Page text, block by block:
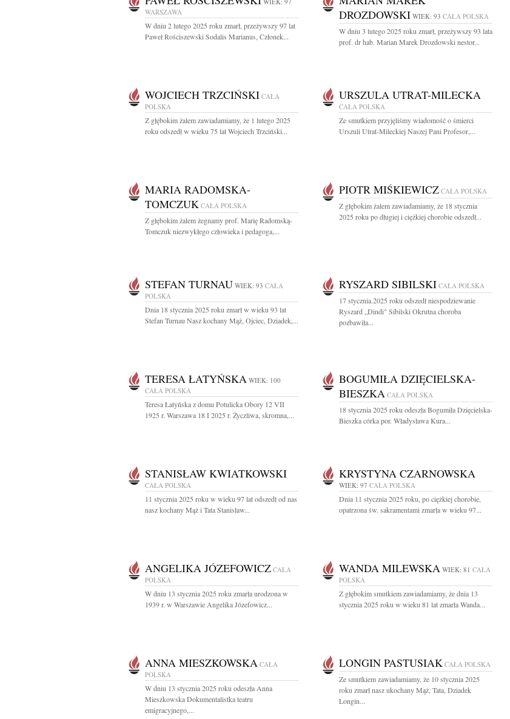
WARSZAWA
W dniu 2 lutego 2025 roku zmarł, przeżywszy 97 lat
Paweł Rościszewski Sodalis Marianus, Członek...
DROZDOWSKI WIEK: 93 CAŁA POLSKA
W dniu 3 lutego 2025 roku zmarł, przeżywszy 93 lata
prof. dr hab. Marian Marek Drozdowski nestor...
WOJCIECH TRZCIŃSKI CAŁA
POLSKA
Z głębokim żalem zawiadamiamy, że 1 lutego 2025
roku odszedł w wieku 75 lat Wojciech Trzciński...
URSZULA UTRAT-MILECKA
CAŁA POLSKA
Ze smutkiem przyjęliśmy wiadomość o śmierci
Urszuli Utrat-Mileckiej Naszej Pani Profesor,...
MARIA RADOMSKA-
TOMCZUK CAŁA POLSKA
Z głębokim żalem żegnamy prof. Marię Radomską-
Tomczuk niezwykłego człowieka i pedagoga,...
PIOTR MIŚKIEWICZ CAŁA POLSKA
Z głębokim żalem zawiadamiamy, że 18 stycznia
2025 roku po długiej i ciężkiej chorobie odszedł...
STEFAN TURNAU WIEK: 93 CAŁA
POLSKA
Dnia 18 stycznia 2025 roku zmarł w wieku 93 lat
Stefan Turnau Nasz kochany Mąż, Ojciec, Dziadek,...
RYSZARD SIBILSKI CAŁA POLSKA
17 stycznia.2025 roku odszedł niespodziewanie
Ryszard „Dindi" Sibilski Okrutna choroba
pozbawiła...
TERESA ŁATYŃSKA WIEK: 100
CAŁA POLSKA
Teresa Łatyńska z domu Potulicka Obory 12 VII
1925 r. Warszawa 18 I 2025 r. Życzliwa, skromna,...
BOGUMIŁA DZIĘCIELSKA-
BIESZKA CAŁA POLSKA
18 stycznia 2025 roku odeszła Bogumiła Dzięcielska-
Bieszka córka por. Władysława Kura...
STANISŁAW KWIATKOWSKI
CAŁA POLSKA
11 stycznia 2025 roku w wieku 97 lat odszedł od nas
nasz kochany Mąż i Tata Stanisław...
KRYSTYNA CZARNOWSKA
WIEK: 97 CAŁA POLSKA
Dnia 11 stycznia 2025 roku, po ciężkiej chorobie,
opatrzona św. sakramentami zmarła w wieku 97...
ANGELIKA JÓZEFOWICZ CAŁA
POLSKA
W dniu 13 stycznia 2025 roku zmarła urodzona w
1939 r. w Warszawie Angelika Józefowicz...
WANDA MILEWSKA WIEK: 81 CAŁA
POLSKA
Z głębokim smutkiem zawiadamiamy, że dnia 13
stycznia 2025 roku w wieku 81 lat zmarła Wanda...
ANNA MIESZKOWSKA CAŁA
POLSKA
W dniu 13 stycznia 2025 roku odeszła Anna
Mieszkowska Dokumentalistka teatru
emigracyjnego,...
LONGIN PASTUSIAK CAŁA POLSKA
Ze smutkiem zawiadamiamy, że 10 stycznia 2025
roku zmarł nasz ukochany Mąż, Tata, Dziadek
Longin...